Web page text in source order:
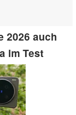
2026 auch
im Test